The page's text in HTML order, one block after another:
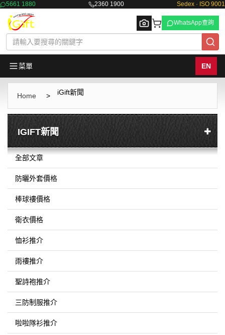
5661 1880 2360 1900 Sedex · ISO 9001
WhatsApp查詢
菜單 EN
Home > iGift新聞
IGIFT新聞
全部文章
防曬外套價格
棒球褸價格
衛衣價格
恤衫推介
雨褸推介
聖詩袍推介
三防制服推介
啦啦隊衫推介